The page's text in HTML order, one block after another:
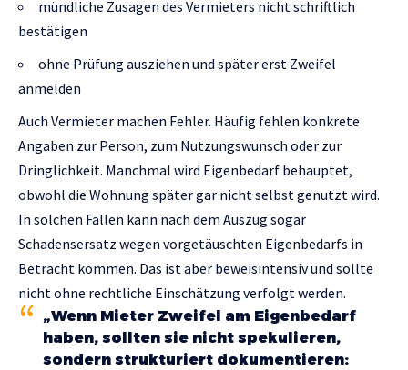
mündliche Zusagen des Vermieters nicht schriftlich
bestätigen
ohne Prüfung ausziehen und später erst Zweifel
anmelden
Auch Vermieter machen Fehler. Häufig fehlen konkrete
Angaben zur Person, zum Nutzungswunsch oder zur
Dringlichkeit. Manchmal wird Eigenbedarf behauptet,
obwohl die Wohnung später gar nicht selbst genutzt wird.
In solchen Fällen kann nach dem Auszug sogar
Schadensersatz wegen vorgetäuschten Eigenbedarfs in
Betracht kommen. Das ist aber beweisintensiv und sollte
nicht ohne rechtliche Einschätzung verfolgt werden.
„Wenn Mieter Zweifel am Eigenbedarf
haben, sollten sie nicht spekulieren,
sondern strukturiert dokumentieren: